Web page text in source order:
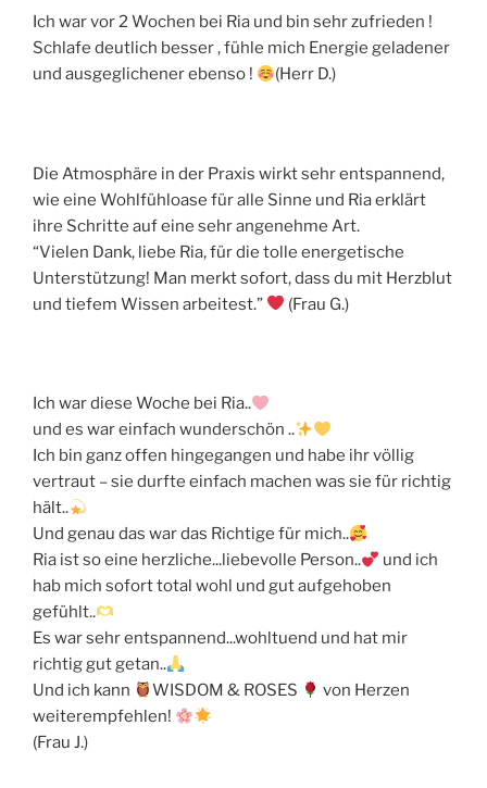
Ich war vor 2 Wochen bei Ria und bin sehr zufrieden !
Schlafe deutlich besser , fühle mich Energie geladener
und ausgeglichener ebenso !
(Herr D.)
Die Atmosphäre in der Praxis wirkt sehr entspannend,
wie eine Wohlfühloase für alle Sinne und Ria erklärt
ihre Schritte auf eine sehr angenehme Art.
“Vielen Dank, liebe Ria, für die tolle energetische
Unterstützung! Man merkt sofort, dass du mit Herzblut
und tiefem Wissen arbeitest.”
(Frau G.)
Ich war diese Woche bei Ria..
und es war einfach wunderschön ..
Ich bin ganz offen hingegangen und habe ihr völlig
vertraut – sie durfte einfach machen was sie für richtig
hält..
Und genau das war das Richtige für mich..
Ria ist so eine herzliche...liebevolle Person..
und ich
hab mich sofort total wohl und gut aufgehoben
gefühlt..
Es war sehr entspannend...wohltuend und hat mir
richtig gut getan..
Und ich kann
WISDOM & ROSES
von Herzen
weiterempfehlen!
(Frau J.)